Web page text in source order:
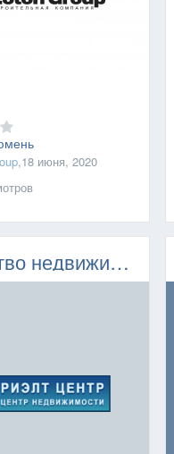
,18 июня, 2020
Агентство недвижимости «Риэлт Центр»